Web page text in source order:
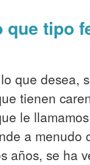
tipo
que desea,
tienen
le llamamos
a menudo
años, se ha